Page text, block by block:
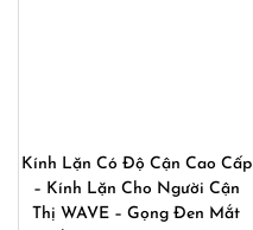
Kính Lặn Có Độ Cận Cao Cấp
– Kính Lặn Cho Người Cận
Thị WAVE – Gọng Đen Mắt